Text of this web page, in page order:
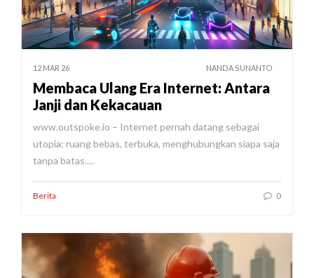
12 MAR 26 NANDA SUNANTO
Membaca Ulang Era Internet: Antara
Janji dan Kekacauan
www.outspoke.io – Internet pernah datang sebagai
utopia: ruang bebas, terbuka, menghubungkan siapa saja
tanpa batas.…
Berita 0